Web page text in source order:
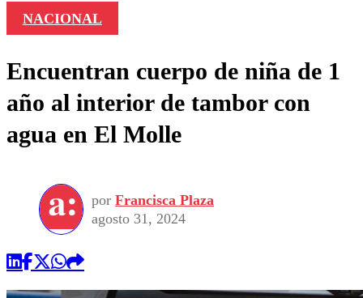
NACIONAL
Encuentran cuerpo de niña de 1
año al interior de tambor con
agua en El Molle
por Francisca Plaza
agosto 31, 2024